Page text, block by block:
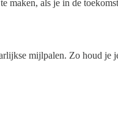
maken, als je in de
mijlpalen. Zo houd je